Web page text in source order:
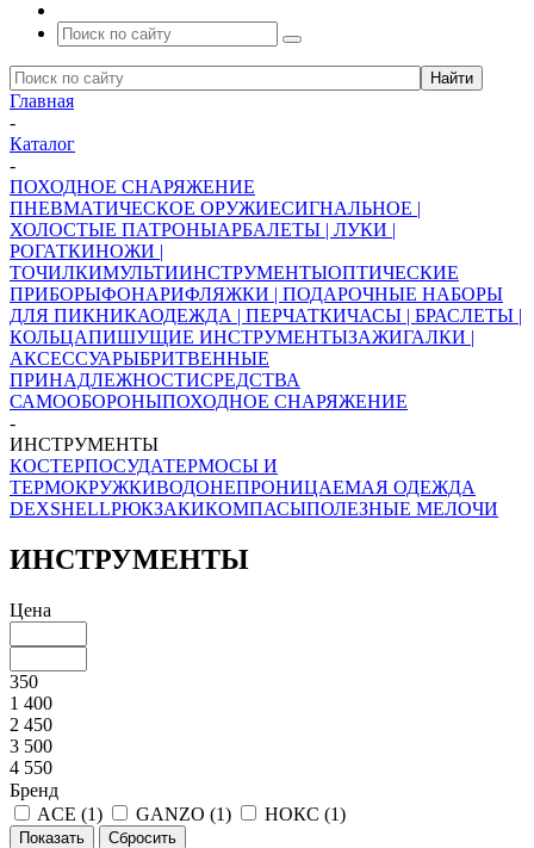
Главная
-
Каталог
-
ПОХОДНОЕ СНАРЯЖЕНИЕ
ПНЕВМАТИЧЕСКОЕ ОРУЖИЕСИГНАЛЬНОЕ |
ХОЛОСТЫЕ ПАТРОНЫАРБАЛЕТЫ | ЛУКИ |
РОГАТКИНОЖИ |
ТОЧИЛКИМУЛЬТИИНСТРУМЕНТЫОПТИЧЕСКИЕ
ПРИБОРЫФОНАРИФЛЯЖКИ | ПОДАРОЧНЫЕ НАБОРЫ
ДЛЯ ПИКНИКАОДЕЖДА | ПЕРЧАТКИЧАСЫ | БРАСЛЕТЫ |
КОЛЬЦАПИШУЩИЕ ИНСТРУМЕНТЫЗАЖИГАЛКИ |
АКСЕССУАРЫБРИТВЕННЫЕ
ПРИНАДЛЕЖНОСТИСРЕДСТВА
САМООБОРОНЫПОХОДНОЕ СНАРЯЖЕНИЕ
-
ИНСТРУМЕНТЫ
КОСТЕРПОСУДАТЕРМОСЫ И
ТЕРМОКРУЖКИВОДОНЕПРОНИЦАЕМАЯ ОДЕЖДА
DEXSHELLРЮКЗАКИКОМПАСЫПОЛЕЗНЫЕ МЕЛОЧИ
ИНСТРУМЕНТЫ
Цена
350
1 400
2 450
3 500
4 550
Бренд
ACE (1) GANZO (1) НОКС (1)